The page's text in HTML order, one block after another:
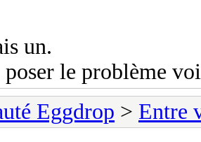
un.
poser le problème
Eggdrop > Entre